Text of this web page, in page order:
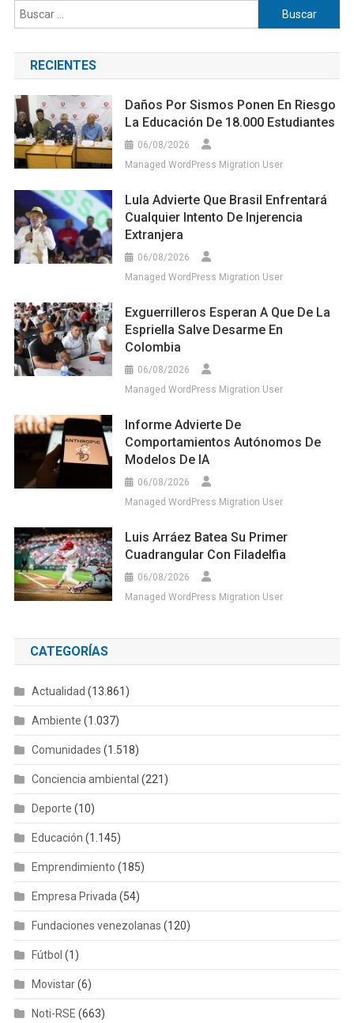
Buscar:
RECIENTES
Daños Por Sismos Ponen En Riesgo
La Educación De 18.000 Estudiantes
06/08/2026
Managed WordPress Migration User
Lula Advierte Que Brasil Enfrentará
Cualquier Intento De Injerencia
Extranjera
06/08/2026
Managed WordPress Migration User
Exguerrilleros Esperan A Que De La
Espriella Salve Desarme En
Colombia
06/08/2026
Managed WordPress Migration User
Informe Advierte De
Comportamientos Autónomos De
Modelos De IA
06/08/2026
Managed WordPress Migration User
Luis Arráez Batea Su Primer
Cuadrangular Con Filadelfia
06/08/2026
Managed WordPress Migration User
CATEGORÍAS
Actualidad (13.861)
Ambiente (1.037)
Comunidades (1.518)
Conciencia ambiental (221)
Deporte (10)
Educación (1.145)
Emprendimiento (185)
Empresa Privada(54)
Fundaciones venezolanas (120)
Fútbol (1)
Movistar(6)
Noti-RSE (663)